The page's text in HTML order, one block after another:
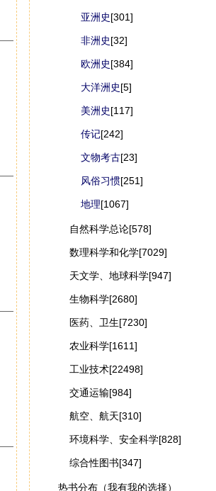
亚洲史[301]
非洲史[32]
欧洲史[384]
大洋洲史[5]
美洲史[117]
传记[242]
文物考古[23]
风俗习惯[251]
地理[1067]
自然科学总论[578]
数理科学和化学[7029]
天文学、地球科学[947]
生物科学[2680]
医药、卫生[7230]
农业科学[1611]
工业技术[22498]
交通运输[984]
航空、航天[310]
环境科学、安全科学[828]
综合性图书[347]
热书分布（我有我的选择）